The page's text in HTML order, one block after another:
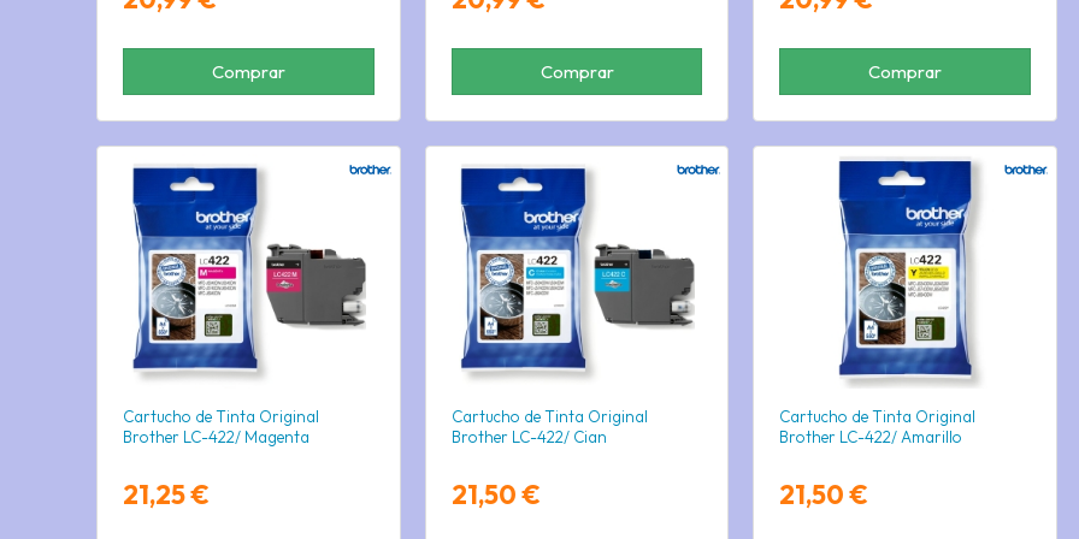
Comprar Comprar Comprar
Cartucho de Tinta Original
Brother LC-422/ Magenta
21,25 €
Cartucho de Tinta Original
Brother LC-422/ Cian
21,50 €
Cartucho de Tinta Original
Brother LC-422/ Amarillo
21,50 €